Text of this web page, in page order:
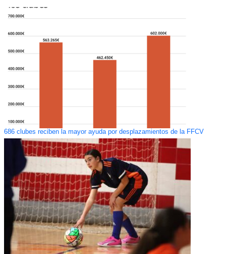
686 clubes reciben la mayor ayuda por desplazamientos de la FFCV